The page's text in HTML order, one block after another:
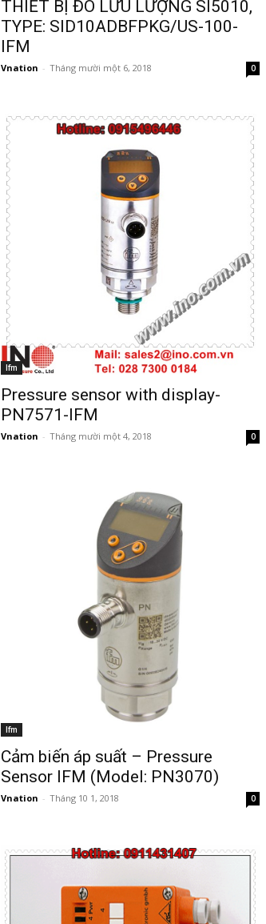
THIẾT BỊ ĐO LƯU LƯỢNG SI5010,
TYPE: SID10ADBFPKG/US-100-
IFM
Vnation - Tháng mười một 6, 2018 0
Ifm
Pressure sensor with display-
PN7571-IFM
Vnation - Tháng mười một 4, 2018 0
Ifm
Cảm biến áp suất – Pressure
Sensor IFM (Model: PN3070)
Vnation - Tháng 10 1, 2018 0